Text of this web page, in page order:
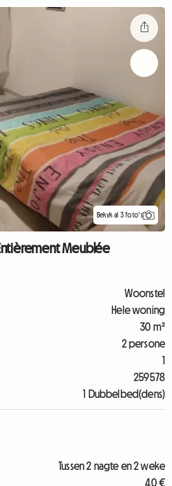
Bekyk al 3 foto's
Meublée
Woonstel
Hele woning
30 m²
2 persone
1
259578
1 Dubbelbed(dens)
Tussen 2 nagte en 2 weke
40 €